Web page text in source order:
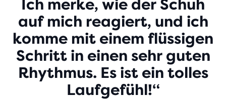
Ich merke, wie der Schuh
auf mich reagiert, und ich
komme mit einem flüssigen
Schritt in einen sehr guten
Rhythmus. Es ist ein tolles
Laufgefühl!“